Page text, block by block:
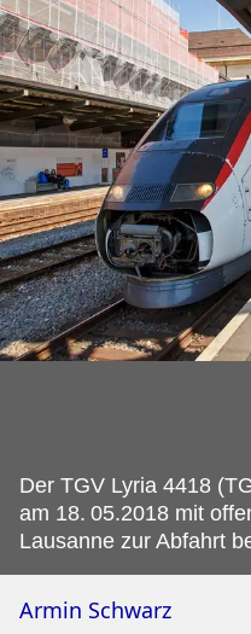
Der TGV Lyria 4418
am 18. 05.2018 mit
Lausanne zur Abfahrt
Armin Schwarz